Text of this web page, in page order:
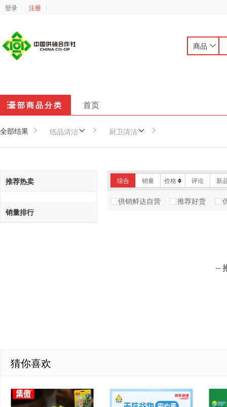
登录 注册
商品
全部商品分类 首页
全部结果 纸品清洁 厨卫清洁
推荐热卖
销量排行
综合 销量 价格 评论 新
供销鲜达自营 推荐好货
--
猜你喜欢